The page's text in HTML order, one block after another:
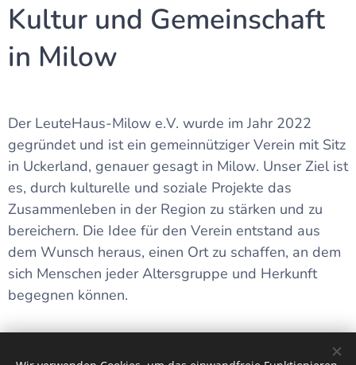
Kultur und Gemeinschaft
in Milow
Der LeuteHaus-Milow e.V. wurde im Jahr 2022
gegründet und ist ein gemeinnütziger Verein mit Sitz
in Uckerland, genauer gesagt in Milow. Unser Ziel ist
es, durch kulturelle und soziale Projekte das
Zusammenleben in der Region zu stärken und zu
bereichern. Die Idee für den Verein entstand aus
dem Wunsch heraus, einen Ort zu schaffen, an dem
sich Menschen jeder Altersgruppe und Herkunft
begegnen können.